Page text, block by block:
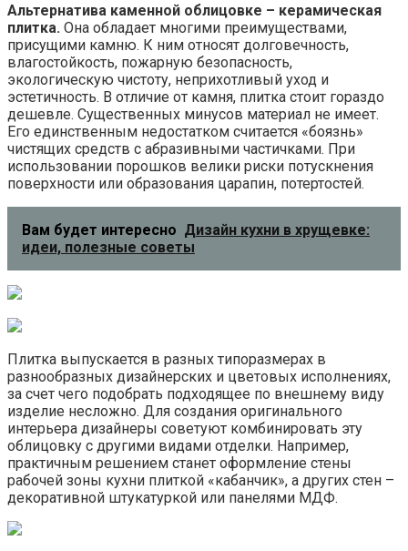
Альтернатива каменной облицовке – керамическая
плитка. Она обладает многими преимуществами,
присущими камню. К ним относят долговечность,
влагостойкость, пожарную безопасность,
экологическую чистоту, неприхотливый уход и
эстетичность. В отличие от камня, плитка стоит гораздо
дешевле. Существенных минусов материал не имеет.
Его единственным недостатком считается «боязнь»
чистящих средств с абразивными частичками. При
использовании порошков велики риски потускнения
поверхности или образования царапин, потертостей.
Вам будет интересно Дизайн кухни в хрущевке:
идеи, полезные советы
Плитка выпускается в разных типоразмерах в
разнообразных дизайнерских и цветовых исполнениях,
за счет чего подобрать подходящее по внешнему виду
изделие несложно. Для создания оригинального
интерьера дизайнеры советуют комбинировать эту
облицовку с другими видами отделки. Например,
практичным решением станет оформление стены
рабочей зоны кухни плиткой «кабанчик», а других стен –
декоративной штукатуркой или панелями МДФ.